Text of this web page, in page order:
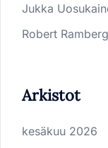
Jukka
Robert Ramberg
Arkistot
kesäkuu 2026